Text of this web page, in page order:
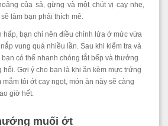
của sả, gừng và một chút vị cay nhẹ,
làm bạn phải thích mê.
hấp, bạn chỉ nên điều chỉnh lửa ở mức vừa
vung quá nhiều lần. Sau khi kiểm tra và
có thể nhanh chóng tắt bếp và thưởng
hổi. Gợi ý cho bạn là khi ăn kèm mực trứng
tỏi ớt cay ngọt, món ăn này sẽ càng
giờ hết.
muối ớt